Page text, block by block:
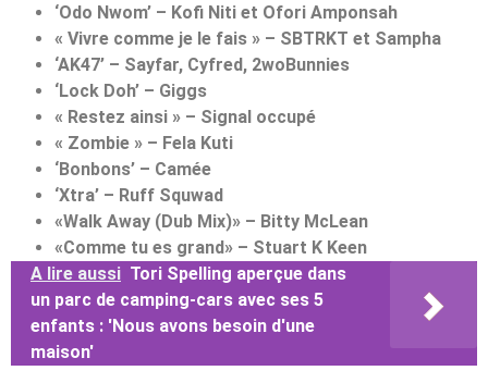
‘Odo Nwom’ – Kofi Niti et Ofori Amponsah
« Vivre comme je le fais » – SBTRKT et Sampha
‘AK47’ – Sayfar, Cyfred, 2woBunnies
‘Lock Doh’ – Giggs
« Restez ainsi » – Signal occupé
« Zombie » – Fela Kuti
‘Bonbons’ – Camée
‘Xtra’ – Ruff Squwad
«Walk Away (Dub Mix)» – Bitty McLean
«Comme tu es grand» – Stuart K Keen
A lire aussi Tori Spelling aperçue dans
un parc de camping-cars avec ses 5
enfants : 'Nous avons besoin d'une
maison'